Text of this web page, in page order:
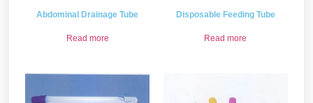
Abdominal Drainage Tube
Read more
Disposable Feeding Tube
Read more